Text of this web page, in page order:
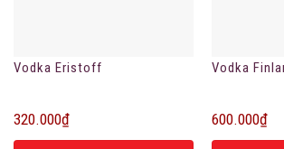
Vodka Eristoff
320.000₫
Vodka
600.000₫